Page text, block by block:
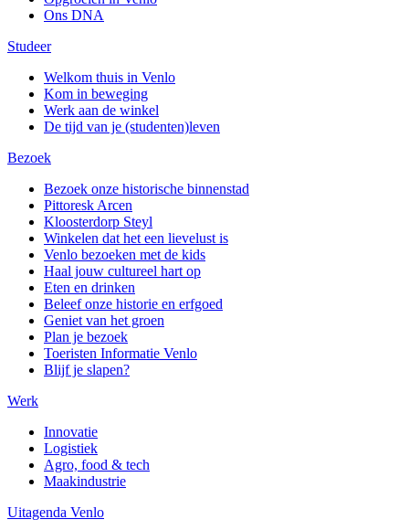
Ons DNA
Studeer
Welkom thuis in Venlo
Kom in beweging
Werk aan de winkel
De tijd van je (studenten)leven
Bezoek
Bezoek onze historische binnenstad
Pittoresk Arcen
Kloosterdorp Steyl
Winkelen dat het een lievelust is
Venlo bezoeken met de kids
Haal jouw cultureel hart op
Eten en drinken
Beleef onze historie en erfgoed
Geniet van het groen
Plan je bezoek
Toeristen Informatie Venlo
Blijf je slapen?
Werk
Innovatie
Logistiek
Agro, food & tech
Maakindustrie
Uitagenda Venlo